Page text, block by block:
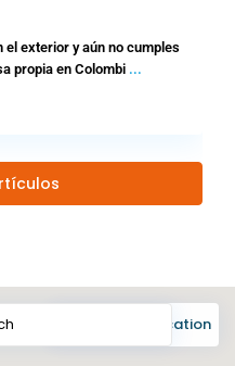
el exterior y aún no cumples
propia en Colombi ...
My Location